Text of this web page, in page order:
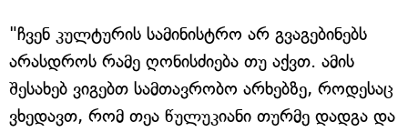
"ჩვენ კულტურის სამინისტრო არ გვაგებინებს
არასდროს რამე ღონისძიება თუ აქვთ. ამის
შესახებ ვიგებთ სამთავრობო არხებზე, როდესაც
ვხედავთ, რომ თეა წულუკიანი თურმე დადგა და